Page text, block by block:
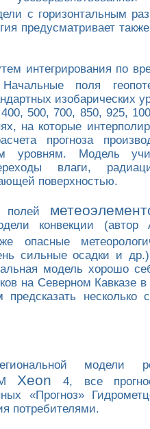
с горизонтальным
предусматривает также
интегрирования по
поля
изобарических
500, 700, 850, 925,
на которые
прогноза
уровням. Модель
влаги,
поверхностью.
полей
конвекции
опасные
сильные осадки и
модель хорошо
на Северном
несколько
модели
Xeon 4, все
«Прогноз»
потребителями.